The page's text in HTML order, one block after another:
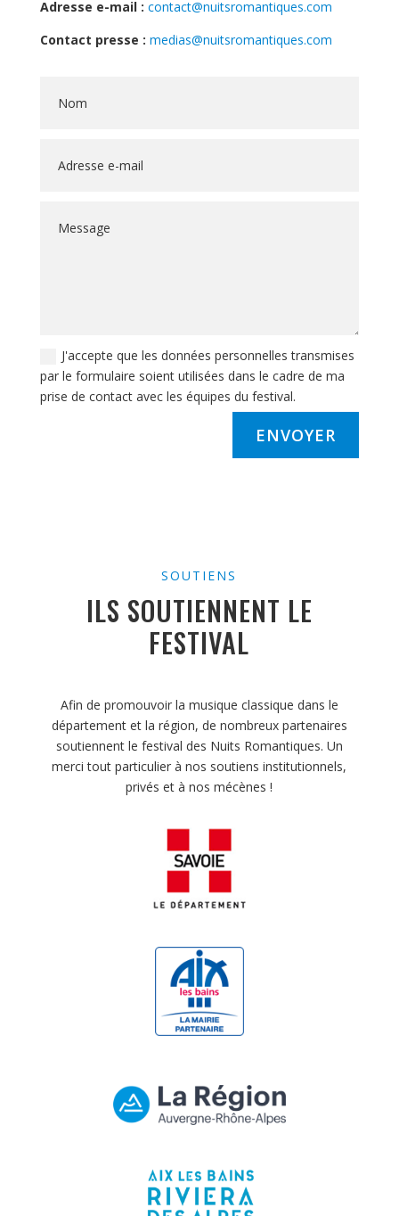
Adresse e-mail : contact@nuitsromantiques.com
Contact presse : medias@nuitsromantiques.com
J'accepte que les données personnelles transmises
par le formulaire soient utilisées dans le cadre de ma
prise de contact avec les équipes du festival.
ENVOYER
SOUTIENS
ILS SOUTIENNENT LE
FESTIVAL
Afin de promouvoir la musique classique dans le
département et la région, de nombreux partenaires
soutiennent le festival des Nuits Romantiques. Un
merci tout particulier à nos soutiens institutionnels,
privés et à nos mécènes !